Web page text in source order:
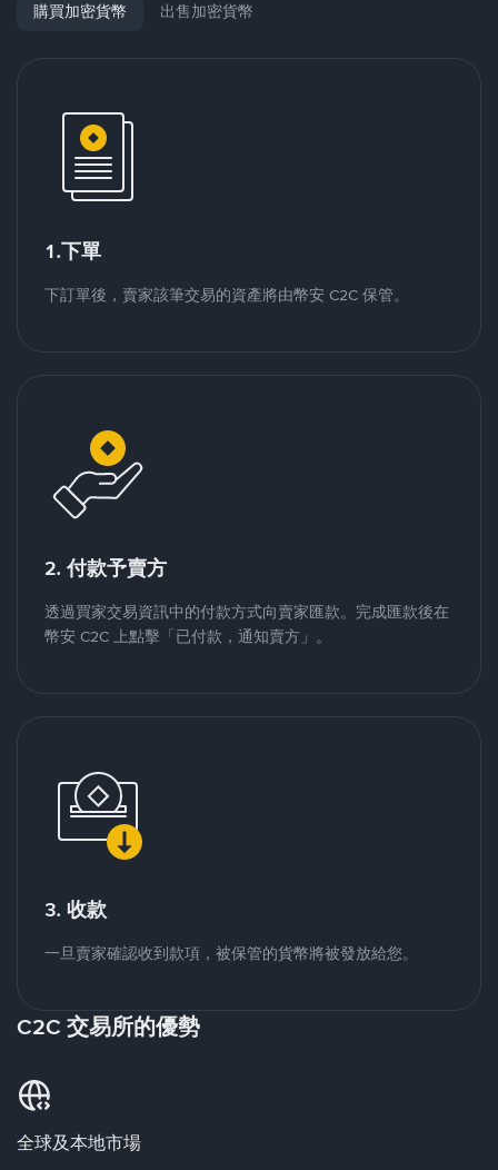
購買加密貨幣 出售加密貨幣
1.下單
下訂單後，賣家該筆交易的資產將由幣安 C2C 保管。
2. 付款予賣方
透過買家交易資訊中的付款方式向賣家匯款。完成匯款後在
幣安 C2C 上點擊「已付款，通知賣方」。
3. 收款
一旦賣家確認收到款項，被保管的貨幣將被發放給您。
C2C 交易所的優勢
全球及本地市場